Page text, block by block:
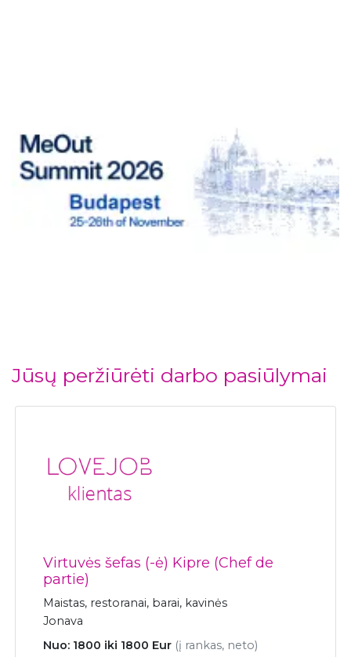
Jūsų peržiūrėti darbo pasiūlymai
Virtuvės šefas (-ė) Kipre (Chef de
partie)
Maistas, restoranai, barai, kavinės
Jonava
Nuo: 1800 iki 1800 Eur (į rankas, neto)